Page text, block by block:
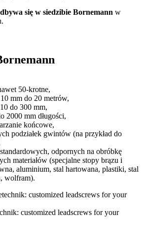
się w siedzibie Bornemann w
50-krotne,
mm do 20 metrów,
do 300 mm,
2000 mm długości,
końcowe,
podziałek gwintów (na przykład do
odpornych na obróbkę
materiałów (specjalne stopy brązu i
aluminium, stal hartowana, plastiki, stal
wolfram).
customized leadscrews for your